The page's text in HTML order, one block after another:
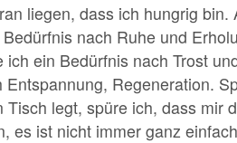
liegen, dass ich hungrig bin.
nach Ruhe und
ein Bedürfnis nach Trost
Regeneration.
legt, spüre ich, dass mir
es ist nicht immer ganz